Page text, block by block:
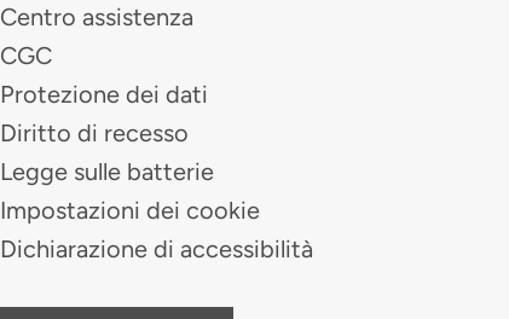
Centro assistenza
CGC
Protezione dei dati
Diritto di recesso
Legge sulle batterie
Impostazioni dei cookie
Dichiarazione di accessibilità